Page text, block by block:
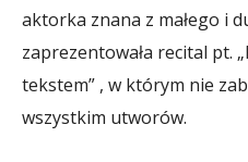
aktorka znana z małego i
zaprezentowała recital pt.
tekstem” , w którym nie
wszystkim utworów.